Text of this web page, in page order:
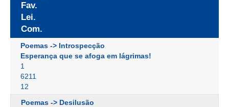
Fav.
Lei.
Com.
Poemas -> Introspecção
Esperança que se afoga em lágrimas!
1
6211
12
Poemas -> Desilusão